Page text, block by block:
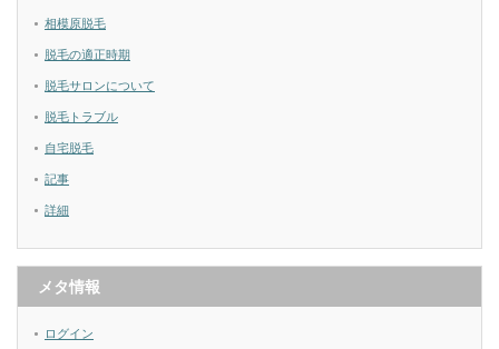
相模原脱毛
脱毛の適正時期
脱毛サロンについて
脱毛トラブル
自宅脱毛
記事
詳細
メタ情報
ログイン